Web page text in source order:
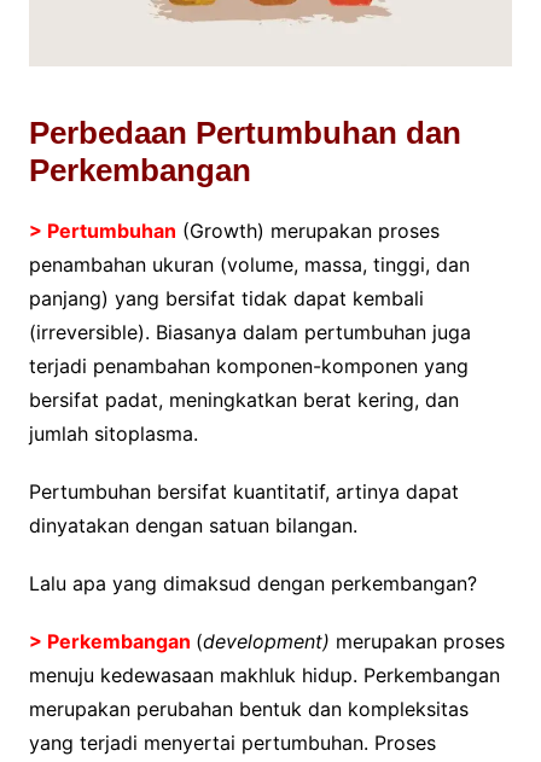
Perbedaan Pertumbuhan dan
Perkembangan
> Pertumbuhan (Growth) merupakan proses
penambahan ukuran (volume,massa, tinggi, dan
panjang) yang bersifat tidak dapat kembali
(irreversible). Biasanya dalam pertumbuhan juga
terjadi penambahan komponen-komponen yang
bersifat padat, meningkatkan berat kering, dan
jumlah sitoplasma.
Pertumbuhan bersifat kuantitatif, artinya dapat
dinyatakan dengan satuan bilangan.
Lalu apa yang dimaksud dengan perkembangan?
> Perkembangan (development) merupakan proses
menuju kedewasaan makhluk hidup. Perkembangan
merupakan perubahan bentuk dan kompleksitas
yang terjadi menyertai pertumbuhan. Proses